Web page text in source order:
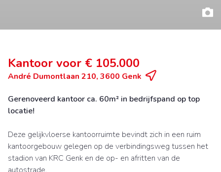
Kantoor voor € 105.000
André Dumontlaan 210, 3600 Genk
Gerenoveerd kantoor ca. 60m² in bedrijfspand op top
locatie!
Deze gelijkvloerse kantoorruimte bevindt zich in een ruim
kantoorgebouw gelegen op de verbindingsweg tussen het
stadion van KRC Genk en de op- en afritten van de
autostrade.